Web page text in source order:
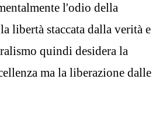
l'odio della
libertà staccata dalla verità e
quindi desidera la
ma la liberazione dalle